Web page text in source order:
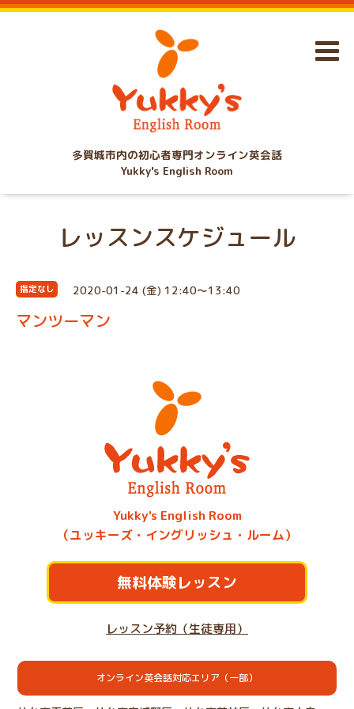
多賀城市内の初心者専門オンライン英会話
Yukky's English Room
レッスンスケジュール
指定なし 2020-01-24 (金) 12:40～13:40
マンツーマン
Yukky's English Room
（ユッキーズ・イングリッシュ・ルーム）
無料体験レッスン
レッスン予約（生徒専用）
オンライン英会話対応エリア（一部）